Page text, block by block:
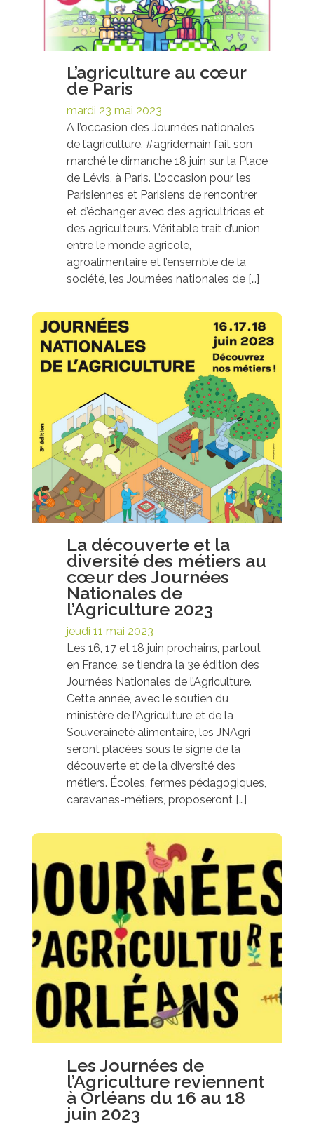
L’agriculture au cœur
de Paris
mardi 23 mai 2023
A l’occasion des Journées nationales
de l’agriculture, #agridemain fait son
marché le dimanche 18 juin sur la Place
de Lévis, à Paris. L’occasion pour les
Parisiennes et Parisiens de rencontrer
et d’échanger avec des agricultrices et
des agriculteurs. Véritable trait d’union
entre le monde agricole,
agroalimentaire et l’ensemble de la
société, les Journées nationales de […]
La découverte et la
diversité des métiers au
cœur des Journées
Nationales de
l’Agriculture 2023
jeudi 11 mai 2023
Les 16, 17 et 18 juin prochains, partout
en France, se tiendra la 3e édition des
Journées Nationales de l’Agriculture.
Cette année, avec le soutien du
ministère de l’Agriculture et de la
Souveraineté alimentaire, les JNAgri
seront placées sous le signe de la
découverte et de la diversité des
métiers. Écoles, fermes pédagogiques,
caravanes-métiers, proposeront […]
Les Journées de
l’Agriculture reviennent
à Orléans du 16 au 18
juin 2023